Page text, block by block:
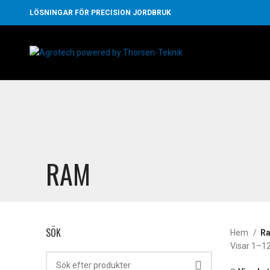
LÖSNINGAR FÖR PRECISION JORDBRUK
RAM
SÖK Hem
Visar